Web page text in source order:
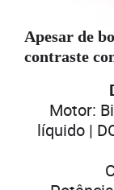
Apesar de
contraste
Motor:
líquido |